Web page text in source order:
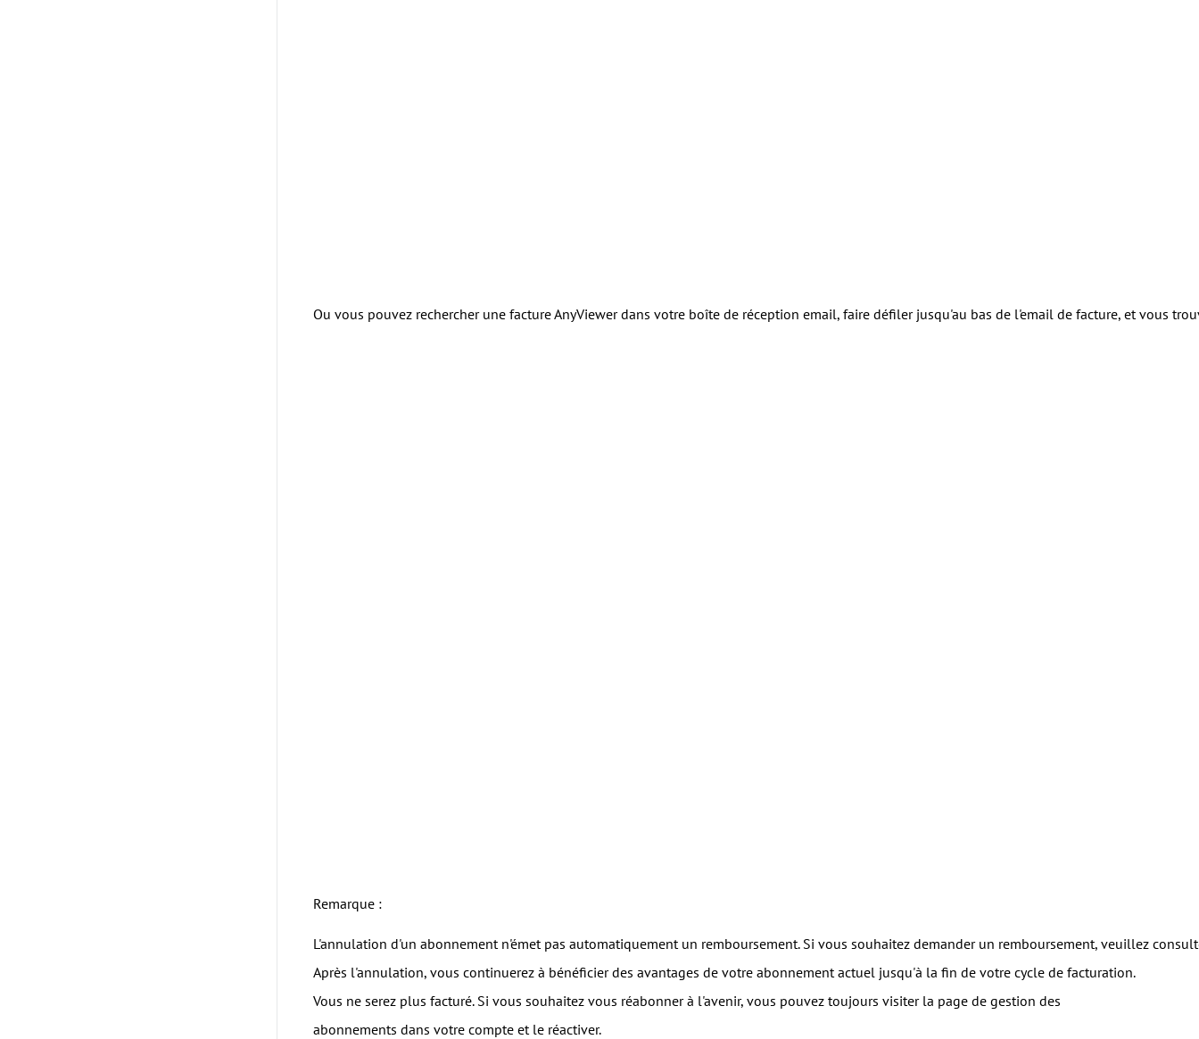
Ou vous pouvez rechercher une facture AnyViewer dans votre boîte de réception email, faire défiler jusqu'au bas de l'email de facture, et vous
Remarque :
L'annulation d'un abonnement n'émet pas automatiquement un remboursement. Si vous souhaitez demander un remboursement, veuillez
Après l'annulation, vous continuerez à bénéficier des avantages de votre abonnement actuel jusqu'à la fin de votre cycle de facturation.
Vous ne serez plus facturé. Si vous souhaitez vous réabonner à l'avenir, vous pouvez toujours visiter la page de gestion des
abonnements dans votre compte et le réactiver.